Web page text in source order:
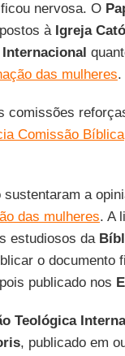
nervosa. O
à Igreja
das mulheres.
comissões
Comissão Bíblica
a
das mulheres. A
estudiosos da
o documento
publicado nos
Teológica
, publicado em